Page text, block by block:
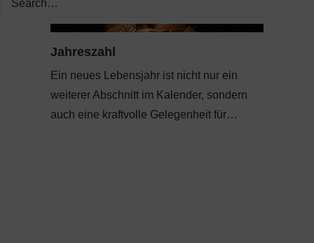
Jahreszahl
Ein neues Lebensjahr ist nicht nur ein
weiterer Abschnitt im Kalender, sondern
auch eine kraftvolle Gelegenheit für…